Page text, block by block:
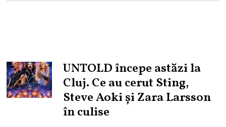
UNTOLD începe astăzi la
Cluj. Ce au cerut Sting,
Steve Aoki și Zara Larsson
în culise